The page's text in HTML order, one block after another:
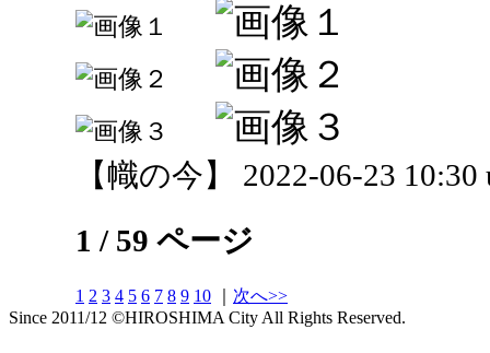
【幟の今】 2022-06-23 10:30
1 / 59 ページ
1 2 3 4 5 6 7 8 9 10
次へ>>
Since 2011/12 ©HIROSHIMA City All Rights Reserved.